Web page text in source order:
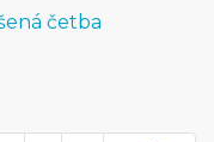
četba